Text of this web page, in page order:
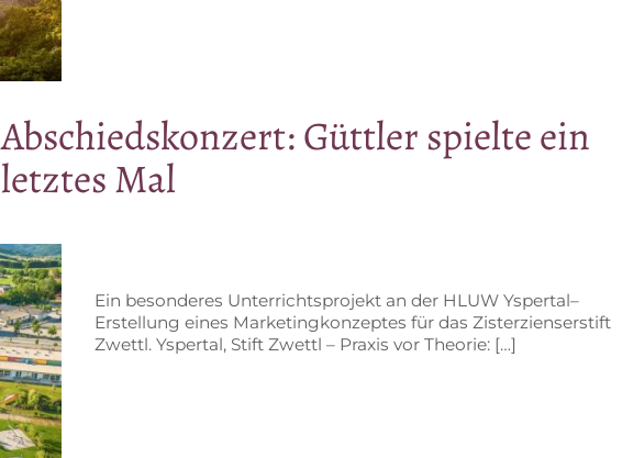
Ab­schieds­kon­zert: Gütt­ler spiel­te ein
letz­tes Mal
Ein be­son­de­res Un­ter­richts­pro­jekt an der HLUW Yspertal–
Erstellung ei­nes Mar­ke­ting­kon­zep­tes für das Zis­ter­zi­en­ser­stift
Zwettl. Ys­per­tal, Stift Zwettl – Pra­xis vor Theorie: […]